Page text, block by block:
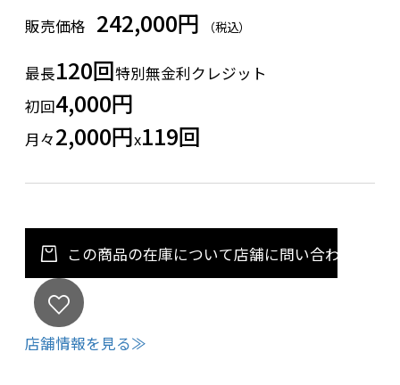
販売価格 242,000円 （税込）
最長120回特別無金利クレジット
初回4,000円
月々2,000円x119回
この商品の在庫について店舗に問い合わせる
店舗情報を見る≫